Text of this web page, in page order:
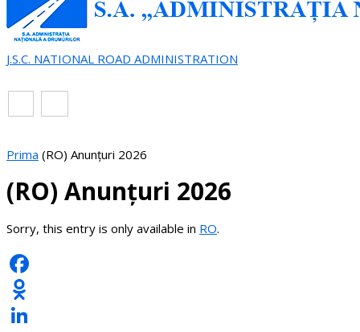
J.S.C. NATIONAL ROAD ADMINISTRATION
Prima (RO) Anunțuri 2026
(RO) Anunțuri 2026
Sorry, this entry is only available in RO.
Facebook
Odnoklassniki